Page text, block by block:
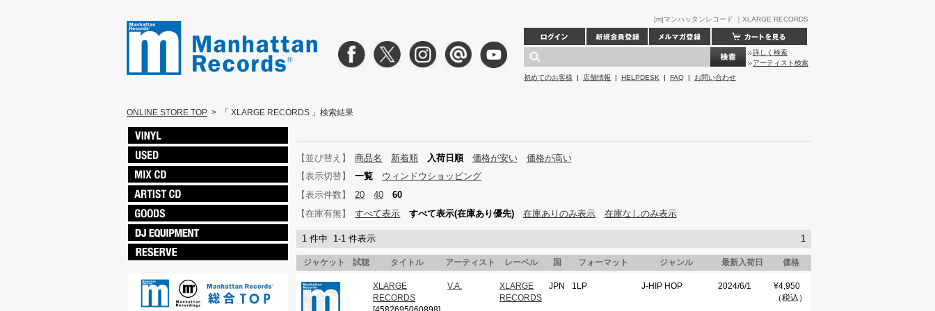
[m]マンハッタンレコード ｜XLARGE RECORDS
詳しく検索
アーティスト検索
初めてのお客様 | 店舗情報 | HELPDESK | FAQ | お問い合わせ
ONLINE STORE TOP > 「 XLARGE RECORDS 」検索結果
【並び替え】 商品名 新着順 入荷日順 価格が安い
価格が高い
【表示切替】
一覧
ウィンドウショッピング
【表示件数】
20 40
60
【在庫有無】
すべて表示 すべて表示(在庫あり優先) 在庫ありのみ表示 在庫なしのみ表示
1 件中 1-1 件表示 1
ジャケット 試聴 タイトル アーティスト レーベル 国 フォーマット ジャンル 最新入荷日 価格
XLARGE
RECORDS
V.A.
XLARGE
RECORDS
JPN 1LP J-HIP HOP 2024/6/1
¥4,950
（税込）